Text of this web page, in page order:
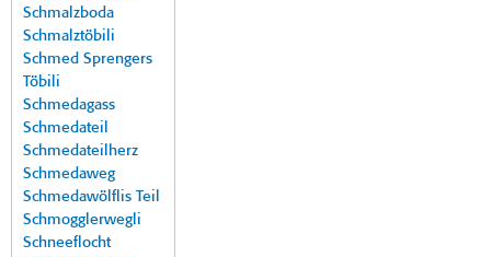
Schmalzboda
Schmalztöbili
Schmed Sprengers
Töbili
Schmedagass
Schmedateil
Schmedateilherz
Schmedaweg
Schmedawölflis Teil
Schmogglerwegli
Schneeflocht